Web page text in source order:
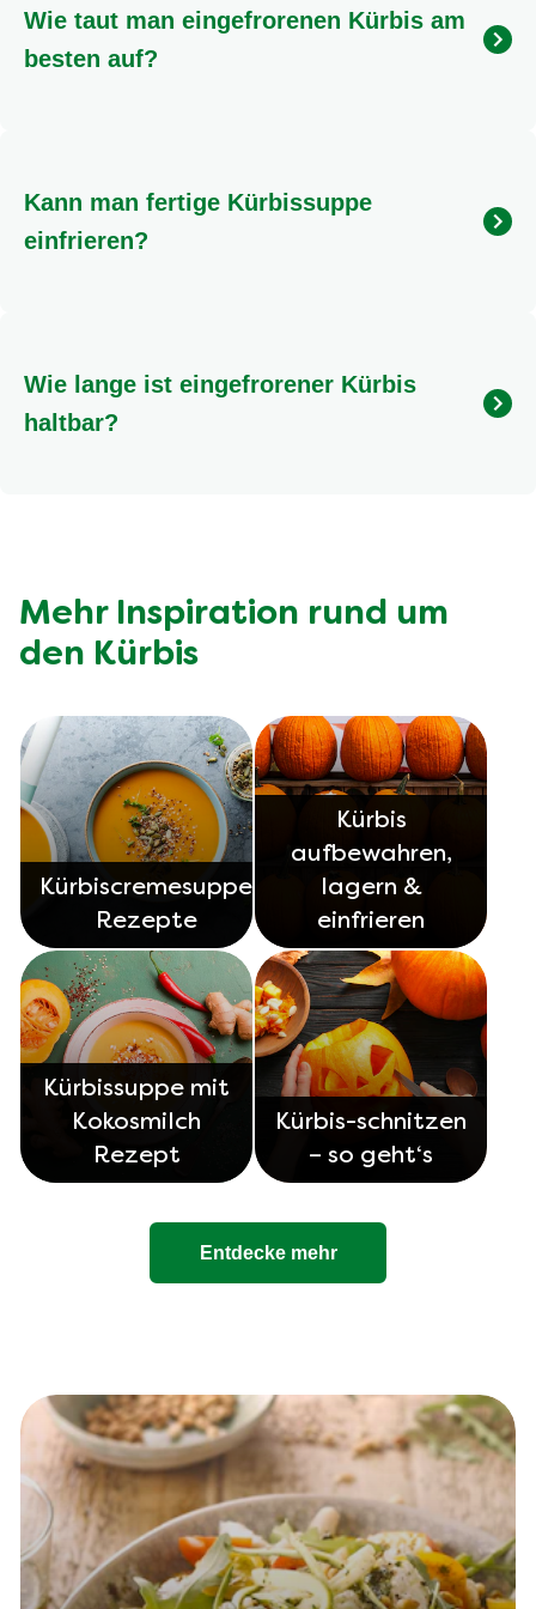
sehr weich und eignet sich dann hauptsächlich für
Pürees oder Suppen.
Wie taut man eingefrorenen Kürbis am
besten auf?
langsam im Kühlschrank auftauen. Vom Auftauen in
der Mikrowelle wird abgeraten.
Kann man fertige Kürbissuppe
einfrieren?
5-6 Monate. Ein passendes Rezept findest du bei
Wie lange ist eingefrorener Kürbis
haltbar?
Mehr Inspiration rund um
den Kürbis
Kürbiscremesuppe
Rezepte
Kürbis
aufbewahren,
lagern &
einfrieren
Kürbissuppe mit
Kokosmilch
Rezept
Kürbis-schnitzen
– so geht‘s
Entdecke mehr